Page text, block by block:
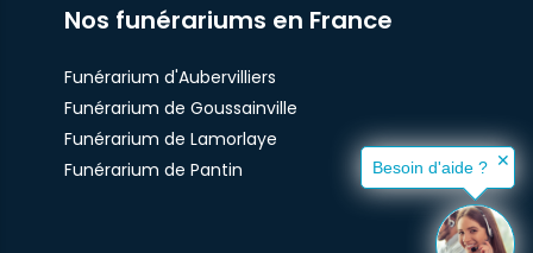
Nos funérariums en France
Funérarium d'Aubervilliers
Funérarium de Goussainville
Funérarium de Lamorlaye
Funérarium de Pantin
Besoin d'aide ? ✕